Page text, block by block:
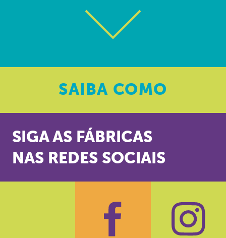
SAIBA COMO
SIGA AS FÁBRICAS
NAS REDES SOCIAIS